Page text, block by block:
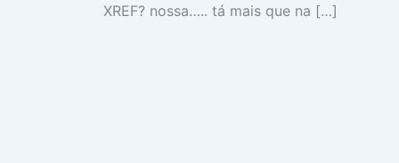
XREF? nossa….. tá mais que na […]